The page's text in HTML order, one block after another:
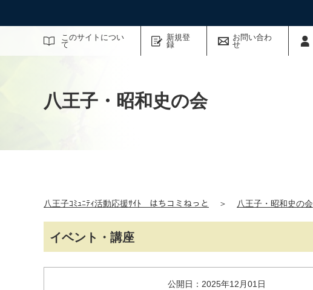
このサイトについ
て
新規登
録
お問い合わ
せ
サイト内検索
八王子・昭和史の会
八王子ｺﾐｭﾆﾃｨ活動応援ｻｲﾄ はちコミねっと ＞ 八王子・昭和史の会
イベント・講座
公開日：2025年12月01日